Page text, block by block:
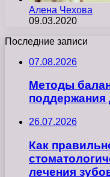
Алена Чехова
09.03.2020
Последние записи
07.08.2026
Методы
поддержания
26.07.2026
Как
лечения